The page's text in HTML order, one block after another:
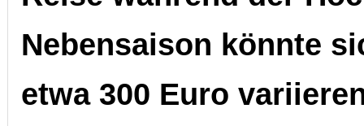
Nebensaison könnte
etwa 300 Euro